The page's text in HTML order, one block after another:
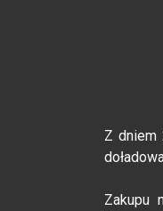
Z dniem
Zakupu